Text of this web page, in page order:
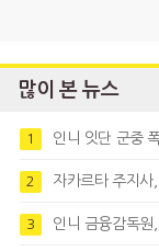
많이 본 뉴스
1 인니 잇단 군중
2 자카르타 주지
3 인니 금융감독원,